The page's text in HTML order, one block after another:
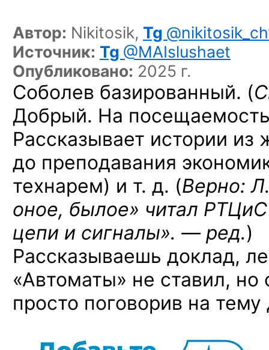
Автор: Nikitosik, Tg
Источник: Tg @MAIslushaet
Опубликовано: 2025 г.
Соболев базированный. (
Добрый. На
Рассказывает истории
до преподавания
технарем) и т. д. (Верно:
оное, былое» читал
цепи и сигналы». — ред.)
Рассказываешь доклад,
«Автоматы» не ставил, но
просто поговорив на тему